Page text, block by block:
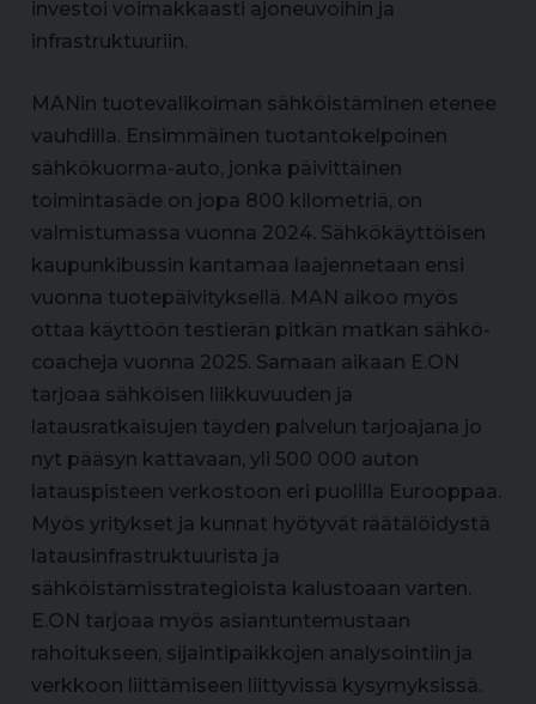
investoi voimakkaasti ajoneuvoihin ja
infrastruktuuriin.
MANin tuotevalikoiman sähköistäminen etenee
vauhdilla. Ensimmäinen tuotantokelpoinen
sähkökuorma-auto, jonka päivittäinen
toimintasäde on jopa 800 kilometriä, on
valmistumassa vuonna 2024. Sähkökäyttöisen
kaupunkibussin kantamaa laajennetaan ensi
vuonna tuotepäivityksellä. MAN aikoo myös
ottaa käyttöön testierän pitkän matkan sähkö-
coacheja vuonna 2025. Samaan aikaan E.ON
tarjoaa sähköisen liikkuvuuden ja
latausratkaisujen täyden palvelun tarjoajana jo
nyt pääsyn kattavaan, yli 500 000 auton
latauspisteen verkostoon eri puolilla Eurooppaa.
Myös yritykset ja kunnat hyötyvät räätälöidystä
latausinfrastruktuurista ja
sähköistämisstrategioista kalustoaan varten.
E.ON tarjoaa myös asiantuntemustaan
rahoitukseen, sijaintipaikkojen analysointiin ja
verkkoon liittämiseen liittyvissä kysymyksissä.